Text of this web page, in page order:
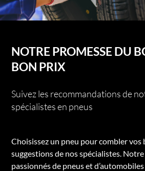
NOTRE PROMESSE DU
BON PRIX
Suivez les recommandations de
spécialistes en pneus
Choisissez un pneu pour combler vos
suggestions de nos spécialistes.
passionnés de pneus et